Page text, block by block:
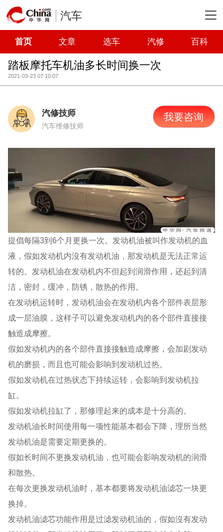
汽车
首页 文章 选车 汽修 百科
踏板摩托车机油多长时间换一次
2021-03-23 07:10:07
汽修技师
汽车维修技师
我要咨询
提倡每隔3到6个月更换一次。发动机油被叫作发动机的血
液，假如发动机内沒有发动机油，那发动机是无法正常运
转的。发动机油在发动机内不但起到润滑作用，还起到清
洁，密封，缓冲，防锈，散热的作用。
在发动机运转时，发动机油会在发动机内各个部件表层形
成一层油膜，这样子可以避免发动机内的各个部件直接接
触造成摩擦。
假如发动机内的各个部件直接接触造成摩擦，会加剧发动
机的磨损，而且也可能会影响到发动机过热。
假如发动机在过热状态下持续运转，会影响到发动机拉
缸。
假如发动机拉缸了，那修理起来的成本是十分高的。
发动机油长时间使用每一项性能基本都会下降，理所当然
发动机油是需要定期更换的。
假如长时间不更换发动机油，也可能会影响发动机的润滑
和散热。
在每次更换发动机油时，基本都要将发动机油滤芯一块更
换掉。
发动机油滤芯功能作用是过滤发动机油的，假如沒有发动